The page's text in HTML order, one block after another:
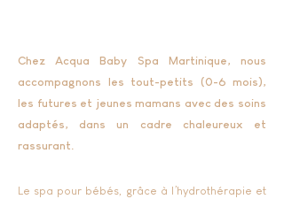
Chez Acqua Baby Spa Martinique, nous
accompagnons les tout-petits (0-6 mois),
les futures et jeunes mamans avec des soins
adaptés, dans un cadre chaleureux et
rassurant.
Le spa pour bébés, grâce à l’hydrothérapie et